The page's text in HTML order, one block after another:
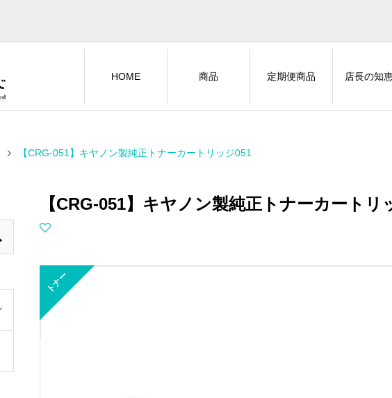
HOME 商品 定期便商品 店長の知
【CRG-051】キヤノン製純正トナーカートリッジ051
【CRG-051】キヤノン製純正トナーカートリ
トナー